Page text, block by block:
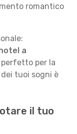
romantico
a
per la
tuoi sogni è
il tuo